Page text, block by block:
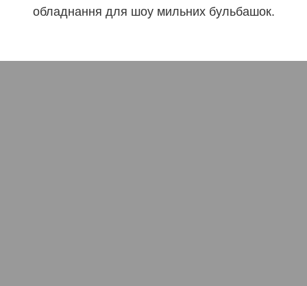
обладнання для шоу мильних бульбашок.